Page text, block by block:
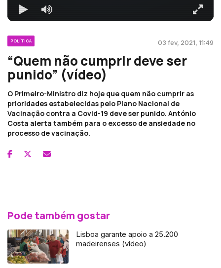
POLÍTICA 03 fev, 2021, 11:49
“Quem não cumprir deve ser
punido” (vídeo)
O Primeiro-Ministro diz hoje que quem não cumprir as
prioridades estabelecidas pelo Plano Nacional de
Vacinação contra a Covid-19 deve ser punido. António
Costa alerta também para o excesso de ansiedade no
processo de vacinação.
Pode também gostar
Lisboa garante apoio a 25.200
madeirenses (vídeo)